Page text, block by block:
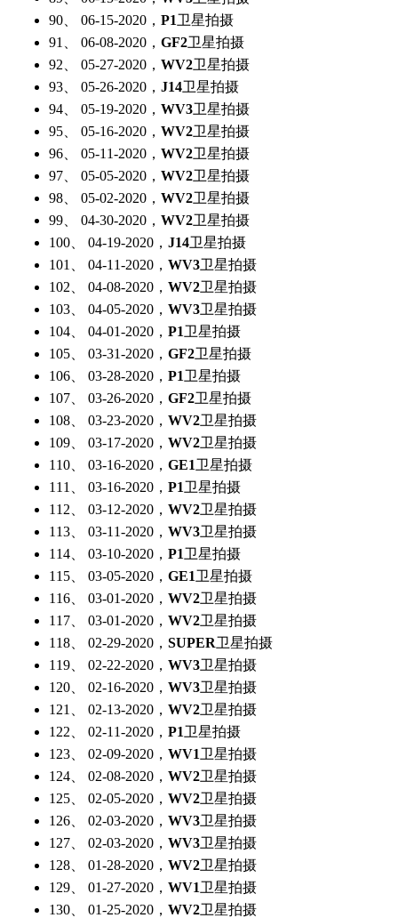
90、 06-15-2020， P1卫星拍摄
91、 06-08-2020， GF2卫星拍摄
92、 05-27-2020， WV2卫星拍摄
93、 05-26-2020， J14卫星拍摄
94、 05-19-2020， WV3卫星拍摄
95、 05-16-2020， WV2卫星拍摄
96、 05-11-2020， WV2卫星拍摄
97、 05-05-2020， WV2卫星拍摄
98、 05-02-2020， WV2卫星拍摄
99、 04-30-2020， WV2卫星拍摄
100、 04-19-2020， J14卫星拍摄
101、 04-11-2020， WV3卫星拍摄
102、 04-08-2020， WV2卫星拍摄
103、 04-05-2020， WV3卫星拍摄
104、 04-01-2020， P1卫星拍摄
105、 03-31-2020， GF2卫星拍摄
106、 03-28-2020， P1卫星拍摄
107、 03-26-2020， GF2卫星拍摄
108、 03-23-2020， WV2卫星拍摄
109、 03-17-2020， WV2卫星拍摄
110、 03-16-2020， GE1卫星拍摄
111、 03-16-2020， P1卫星拍摄
112、 03-12-2020， WV2卫星拍摄
113、 03-11-2020， WV3卫星拍摄
114、 03-10-2020， P1卫星拍摄
115、 03-05-2020， GE1卫星拍摄
116、 03-01-2020， WV2卫星拍摄
117、 03-01-2020， WV2卫星拍摄
118、 02-29-2020， SUPER卫星拍摄
119、 02-22-2020， WV3卫星拍摄
120、 02-16-2020， WV3卫星拍摄
121、 02-13-2020， WV2卫星拍摄
122、 02-11-2020， P1卫星拍摄
123、 02-09-2020， WV1卫星拍摄
124、 02-08-2020， WV2卫星拍摄
125、 02-05-2020， WV2卫星拍摄
126、 02-03-2020， WV3卫星拍摄
127、 02-03-2020， WV3卫星拍摄
128、 01-28-2020， WV2卫星拍摄
129、 01-27-2020， WV1卫星拍摄
130、 01-25-2020， WV2卫星拍摄